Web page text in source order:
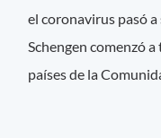
el coronavirus pasó
Schengen comenzó
países de la